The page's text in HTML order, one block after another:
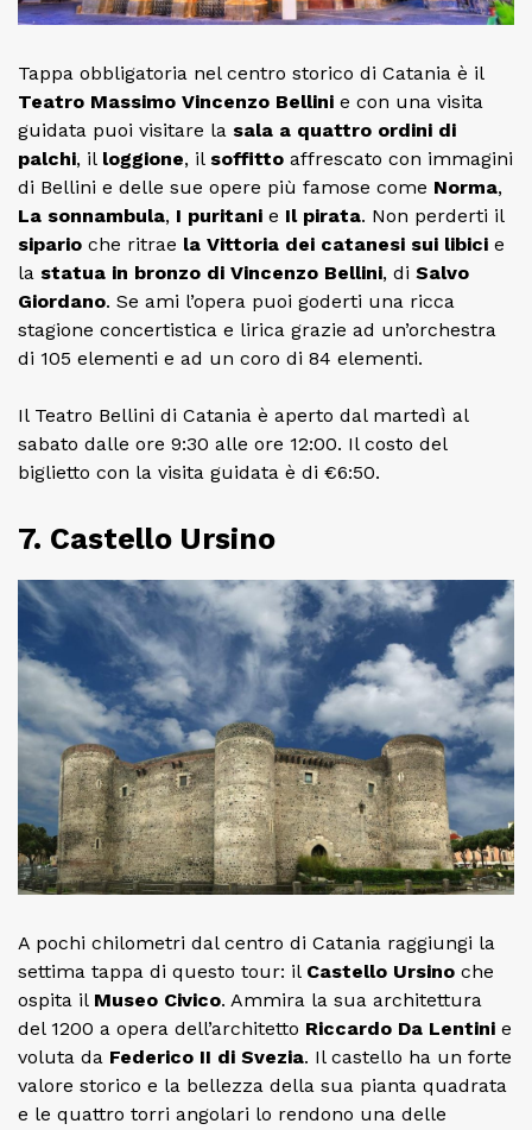
Tappa obbligatoria nel centro storico di Catania è il
Teatro Massimo Vincenzo Bellini e con una visita
guidata puoi visitare la sala a quattro ordini di
palchi, il loggione, il soffitto affrescato con immagini
di Bellini e delle sue opere più famose come Norma,
La sonnambula, I puritani e Il pirata. Non perderti il
sipario che ritrae la Vittoria dei catanesi sui libici e
la statua in bronzo di Vincenzo Bellini, di Salvo
Giordano. Se ami l’opera puoi goderti una ricca
stagione concertistica e lirica grazie ad un’orchestra
di 105 elementi e ad un coro di 84 elementi.
Il Teatro Bellini di Catania è aperto dal martedì al
sabato dalle ore 9:30 alle ore 12:00. Il costo del
biglietto con la visita guidata è di €6:50.
7. Castello Ursino
A pochi chilometri dal centro di Catania raggiungi la
settima tappa di questo tour: il Castello Ursino che
ospita il Museo Civico. Ammira la sua architettura
del 1200 a opera dell’architetto Riccardo Da Lentini e
voluta da Federico II di Svezia. Il castello ha un forte
valore storico e la bellezza della sua pianta quadrata
e le quattro torri angolari lo rendono una delle